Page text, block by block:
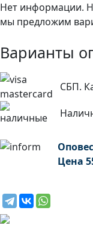
Нет информации.
мы предложим
Варианты
СБП.
Цена